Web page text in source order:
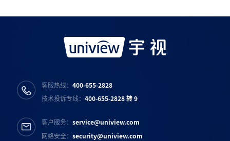
客服热线：400-655-2828
技术投诉专线：400-655-2828 转 9
客户服务：service@uniview.com
网络安全：security@uniview.com